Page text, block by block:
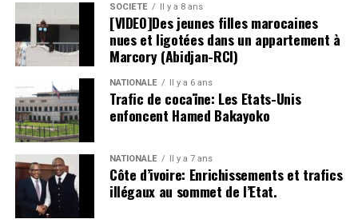
SOCIETE Il y a 8 ans
[VIDEO]Des jeunes filles marocaines
nues et ligotées dans un appartement à
Marcory (Abidjan-RCI)
NATIONALE Il y a 6 ans
Trafic de cocaïne: Les Etats-Unis
enfoncent Hamed Bakayoko
NATIONALE Il y a 7 ans
Côte d’ivoire: Enrichissements et trafics
illégaux au sommet de l’Etat.